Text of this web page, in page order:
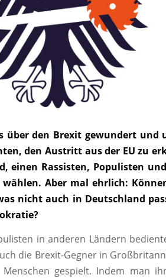
über den Brexit gewundert und
den Austritt aus der EU zu
einen Rassisten, Populisten
Aber mal ehrlich:
nicht auch in Deutschland
in anderen Ländern
die Brexit-Gegner in
gespielt. Indem man